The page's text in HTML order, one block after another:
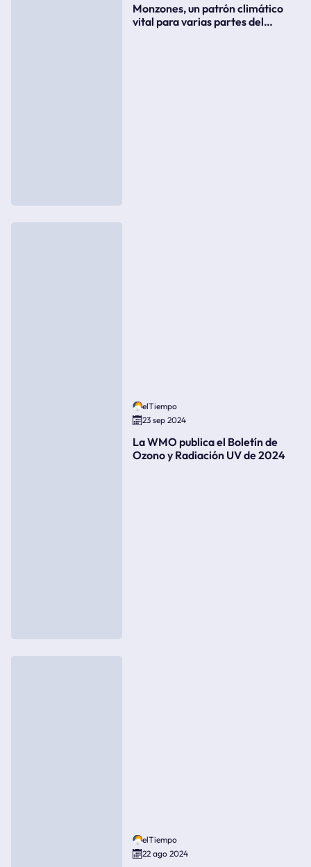
Monzones, un patrón climático
vital para varias partes del
elTiempo
23 sep 2024
La WMO publica el Boletín de
Ozono y Radiación UV de 2024
elTiempo
22 ago 2024